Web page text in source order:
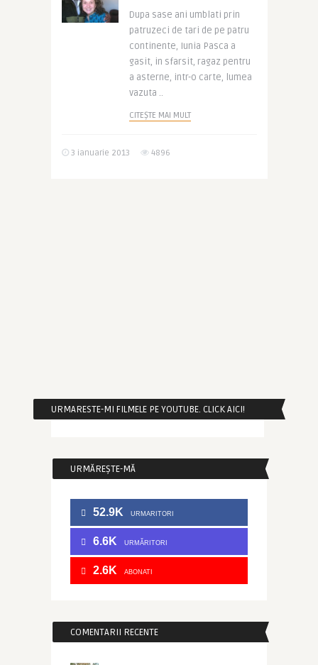
Dupa sase ani umblati prin
patruzeci de tari de pe patru
continente, Iunia Pasca a
gasit, in sfarsit, ragaz pentru
a asterne, intr-o carte, lumea
vazuta ..
CITEȘTE MAI MULT
3 ianuarie 2013 4896
URMARESTE-MI FILMELE PE YOUTUBE. CLICK AICI!
URMĂREȘTE-MĂ
52.9K URMARITORI
6.6K URMĂRITORI
2.6K ABONATI
COMENTARII RECENTE